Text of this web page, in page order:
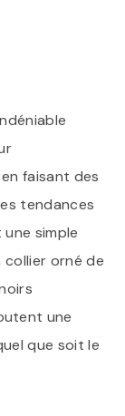
faisant des
tendances
simple
collier orné de
une
que soit le